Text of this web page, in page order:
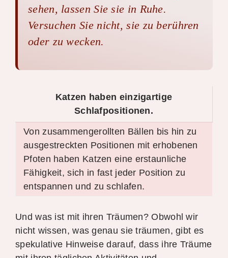
sehen, lassen Sie sie in Ruhe.
Versuchen Sie nicht, sie zu berühren
oder zu wecken.
Katzen haben einzigartige
Schlafpositionen.
Von zusammengerollten Bällen bis hin zu
ausgestreckten Positionen mit erhobenen
Pfoten haben Katzen eine erstaunliche
Fähigkeit, sich in fast jeder Position zu
entspannen und zu schlafen.
Und was ist mit ihren Träumen? Obwohl wir
nicht wissen, was genau sie träumen, gibt es
spekulative Hinweise darauf, dass ihre Träume